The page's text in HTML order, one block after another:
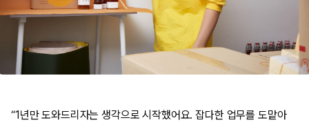
“1년만 도와드리자는 생각으로 시작했어요. 잡다한 업무를 도맡아